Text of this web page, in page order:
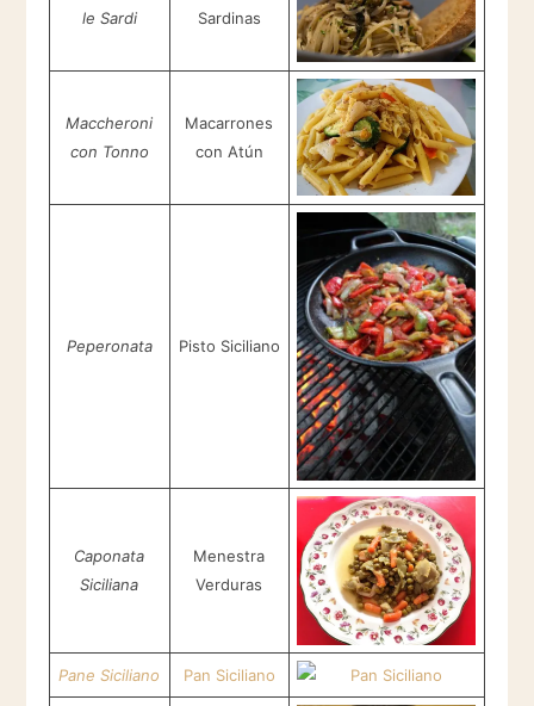
le Sardi
Sardinas
Maccheroni
con Tonno
Macarrones
con Atún
Peperonata Pisto Siciliano
Caponata
Siciliana
Menestra
Verduras
Pane Siciliano Pan Siciliano